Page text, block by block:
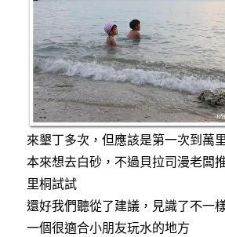
玩！
墾
丁
親
子
遊
推
薦
景
點〉
來墾丁多次，但應該是第一次到萬
本來想去白砂，不過貝拉司漫老闆
里桐試試
還好我們聽從了建議，見識了不一
一個很適合小朋友玩水的地方